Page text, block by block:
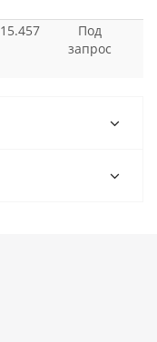
15.457
Под
запрос